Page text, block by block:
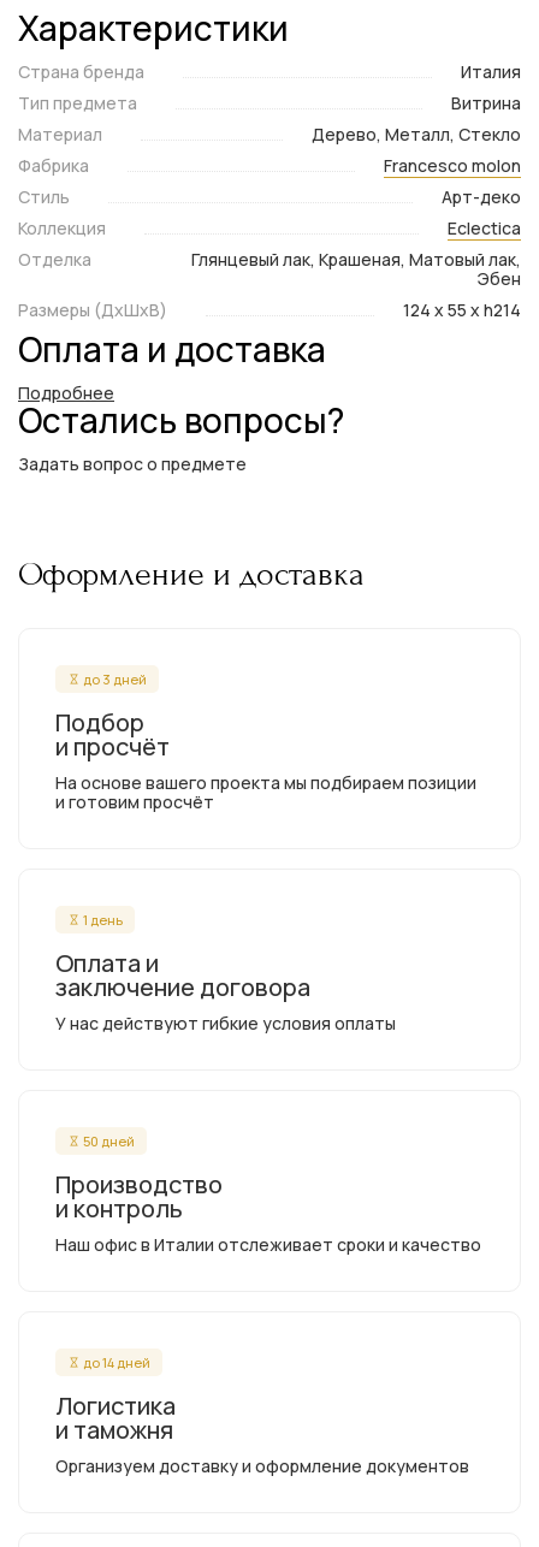
Характеристики
Страна бренда
Италия
Тип предмета
Витрина
Материал
Дерево, Металл, Стекло
Фабрика
Francesco molon
Стиль
Арт-деко
Коллекция
Eclectica
Отделка
Глянцевый лак, Крашеная, Матовый лак,
Эбен
Размеры (ДxШxВ)
124 x 55 x h214
Оплата и доставка
Подробнее
Остались вопросы?
Задать вопрос о предмете
Оформление и доставка
до 3 дней
Подбор
и просчёт
На основе вашего проекта мы подбираем позиции
и готовим просчёт
1 день
Оплата и
заключение договора
У нас действуют гибкие условия оплаты
50 дней
Производство
и контроль
Наш офис в Италии отслеживает сроки и качество
до 14 дней
Логистика
и таможня
Организуем доставку и оформление документов